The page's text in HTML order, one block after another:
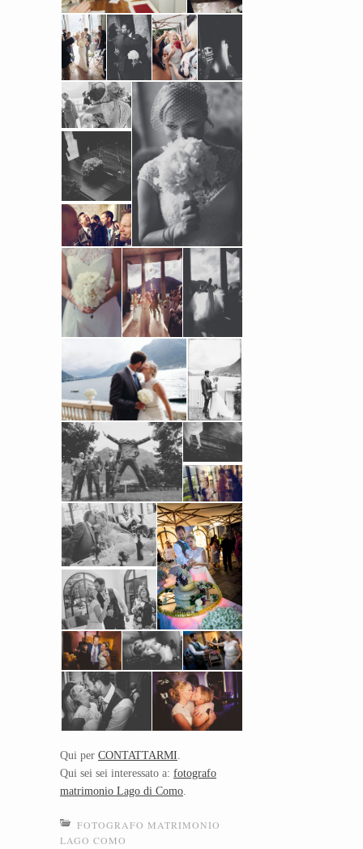
Qui per CONTATTARMI.
Qui sei sei interessato a: fotografo
matrimonio Lago di Como.
FOTOGRAFO MATRIMONIO
LAGO COMO